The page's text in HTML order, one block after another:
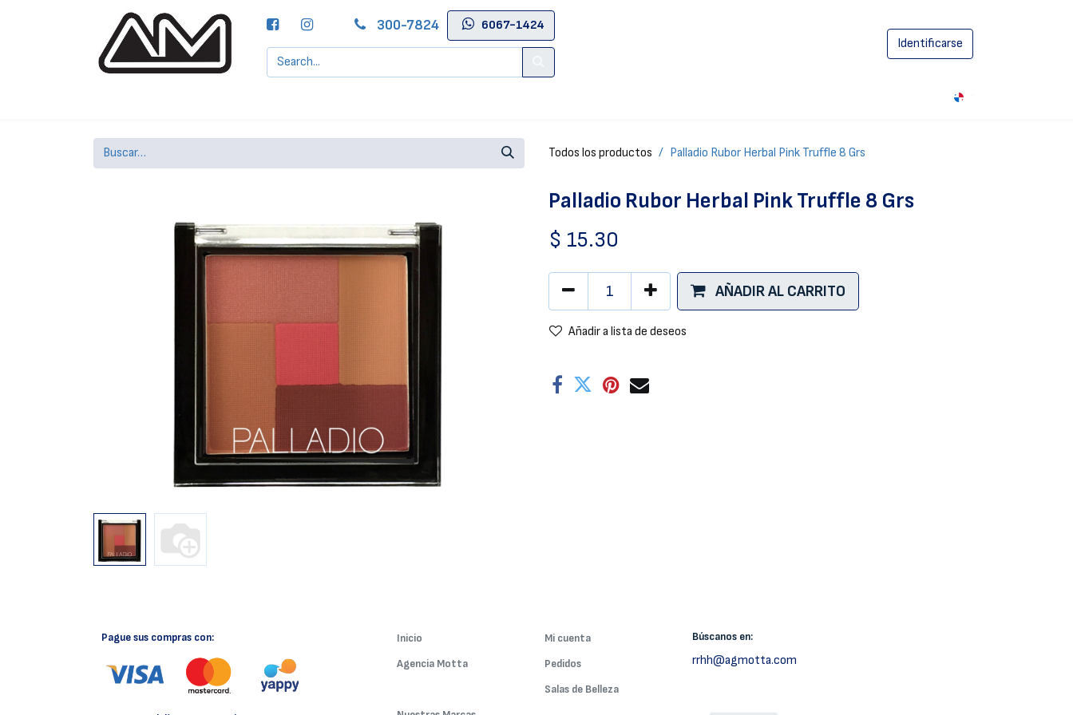
300-7824
6067-1424
Identificarse
Todos los productos Palladio Rubor Herbal Pink Truffle 8 Grs
Palladio Rubor Herbal Pink Truffle 8 Grs
$ 15.30
AÑADIR AL CARRITO
Añadir a lista de deseos
Pague sus compras con:
Inicio
Agencia Motta
Mi cuenta
Pedidos
Salas de Belleza
Búscanos en:
rrhh@agmotta.com